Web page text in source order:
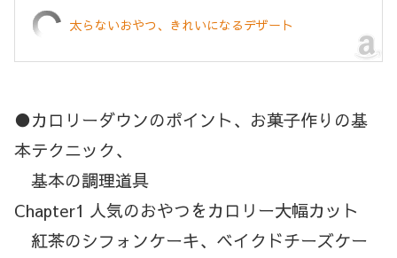
太らないおやつ、きれいになるデザート
●カロリーダウンのポイント、お菓子作りの基
本テクニック、
基本の調理道具
Chapter1 人気のおやつをカロリー大幅カット
紅茶のシフォンケーキ、ベイクドチーズケー